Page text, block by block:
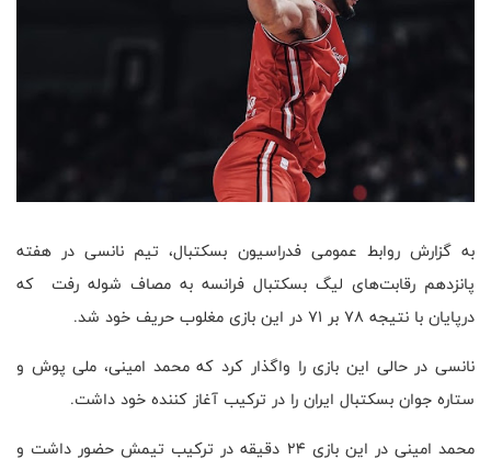
به گزارش روابط عمومی فدراسیون بسکتبال، تیم نانسی در هفته
پانزدهم رقابت‌های لیگ بسکتبال فرانسه به مصاف شوله رفت که
درپایان با نتیجه ۷۸ بر ۷۱ در این بازی مغلوب حریف خود شد.
نانسی در حالی این بازی را واگذار کرد که محمد امینی، ملی پوش و
ستاره جوان بسکتبال ایران را در ترکیب آغاز کننده خود داشت.
محمد امینی در این بازی ۲۴ دقیقه در ترکیب تیمش حضور داشت و